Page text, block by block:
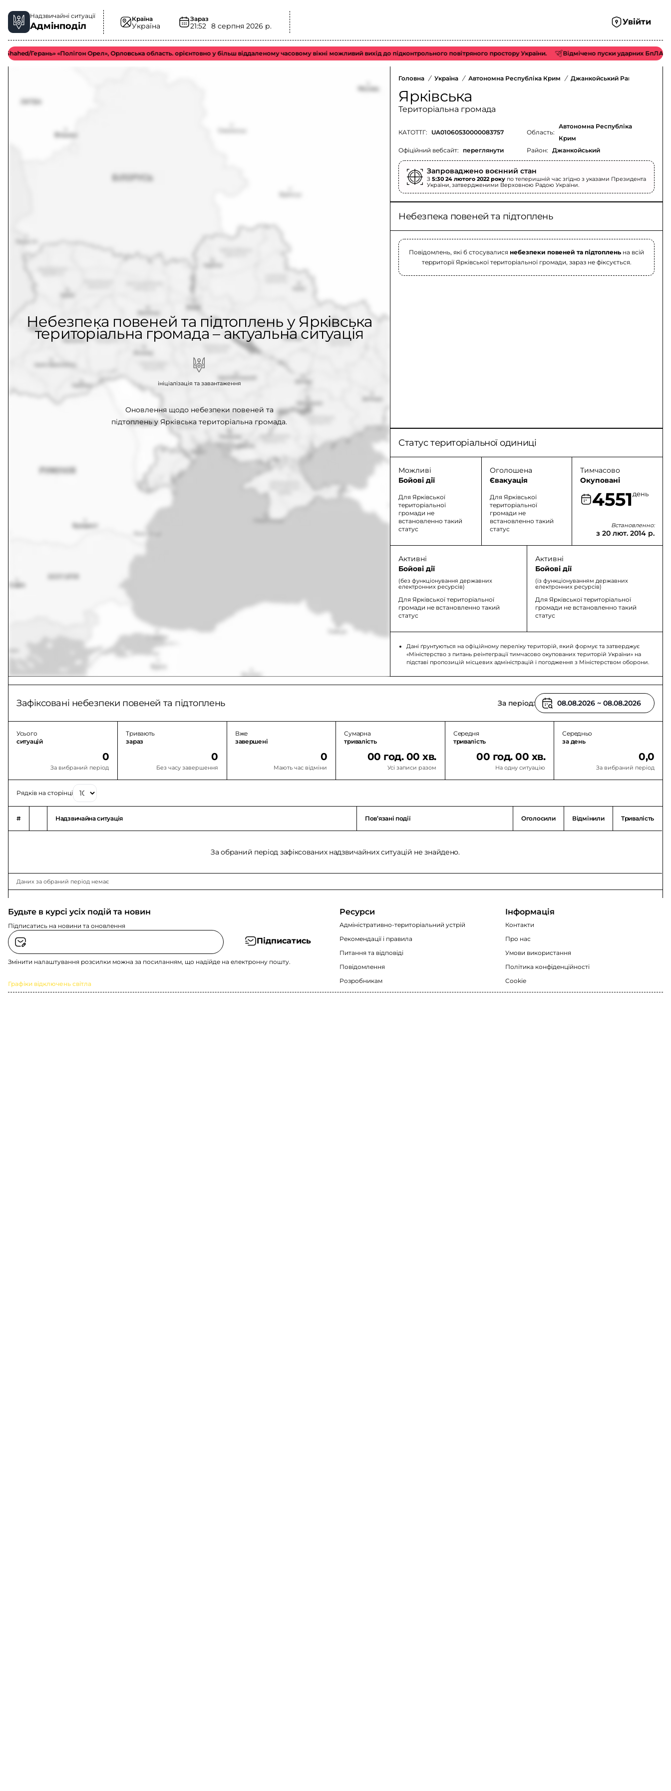
Надзвичайні ситуації
Адмінподіл
Країна
Україна
Зараз
21:52 8 серпня 2026 р. Увійти
«Полігон Орел», Орловська область. орієнтовно у більш віддаленому часовому вікні можливий вихід до підконтрольного повітряного простору України. Відмічено пуски ударних БпЛА типу
Небезпека повеней та підтоплень у Ярківська
територіальна громада – актуальна ситуація
Оновлення щодо небезпеки повеней та
підтоплень у Ярківська територіальна громада.
ініціалізація та завантаження
Головна / Україна / Автономна Республіка Крим / Джанкойський Район
Ярківська
Територіальна громада
КАТОТТГ: UA01060530000083757
Офіційний вебсайт: переглянути
Область:
Автономна Республіка
Крим
Район: Джанкойський
Запроваджено воєнний стан
З5:30 24 лютого 2022 року по теперишній час згідно з указами Президента
України, затвердженими Верховною Радою України.
Небезпека повеней та підтоплень
Повідомлень, які б стосувалисянебезпеки повеней та підтоплень на всій
территорії Ярківської територіальної громади, зараз не фіксується.
Статус територіальної одиниці
Можливі
Бойові дії
Для Ярківської
територіальної
громади не
встановленно такий
статус
Оголошена
Євакуація
Для Ярківської
територіальної
громади не
встановленно такий
статус
Тимчасово
Окуповані
4551день
Встановленно:
з 20 лют. 2014 р.
Активні
Бойові дії
(без функціонування державних
електронних ресурсів)
Для Ярківської територіальної
громади не встановленно такий
статус
Активні
Бойові дії
(із функціонуванням державних
електронних ресурсів)
Для Ярківської територіальної
громади не встановленно такий
статус
Дані ґрунтуються на офіційному переліку територій, який формує та затверджує
«Міністерство з питань реінтеграції тимчасово окупованих територій України» на
підставі пропозицій місцевих адміністрацій і погодження з Міністерством оборони.
Зафіксовані небезпеки повеней та підтоплень За період:
Усього
ситуацій
0
За вибраний період
Тривають
зараз
0
Без часу завершення
Вже
завершені
0
Мають час відміни
Сумарна
тривалість
00 год. 00 хв.
Усі записи разом
Середня
тривалість
00 год. 00 хв.
На одну ситуацію
Середньо
за день
0,0
За вибраний період
Рядків на сторінці
# Надзвичайна ситуація Повʼязані події Оголосили Відмінили Тривалість
За обраний період зафіксованих надзвичайних ситуацій не знайдено.
Даних за обраний період немає
Будьте в курсі усіх подій та новин
Підписатись на новини та оновлення
Підписатись
Змінити налаштування розсилки можна за посиланням, що надійде на електронну пошту.
Графіки відключень світла
Ресурси
Адміністративно-територіальний устрій
Рекомендації i правила
Питання та відповіді
Повідомлення
Розробникам
Інформація
Контакти
Про нас
Умови використання
Політика конфіденційності
Cookie